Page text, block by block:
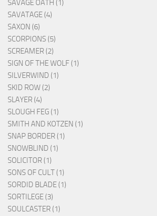
SAVAGE OATH (1)
SAVATAGE (4)
SAXON (6)
SCORPIONS (5)
SCREAMER (2)
SIGN OF THE WOLF (1)
SILVERWIND (1)
SKID ROW (2)
SLAYER (4)
SLOUGH FEG (1)
SMITH AND KOTZEN (1)
SNAP BORDER (1)
SNOWBLIND (1)
SOLICITOR (1)
SONS OF CULT (1)
SORDID BLADE (1)
SORTILEGE (3)
SOULCASTER (1)